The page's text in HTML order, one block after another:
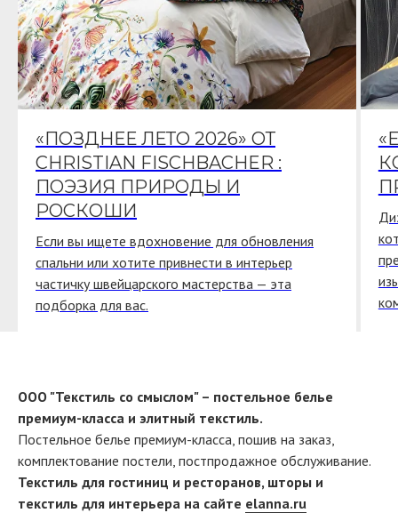
«ПОЗДНЕЕ ЛЕТО 2026» ОТ
CHRISTIAN FISCHBACHER :
ПОЭЗИЯ ПРИРОДЫ И
РОСКОШИ
Если вы ищете вдохновение для обновления
спальни или хотите привнести в интерьер
частичку швейцарского мастерства — эта
подборка для вас.
ООО "Текстиль со смыслом" – постельное белье
премиум-класса и элитный текстиль.
Постельное белье премиум-класса, пошив на заказ,
комплектование постели, постпродажное обслуживание.
Текстиль для гостиниц и ресторанов, шторы и
текстиль для интерьера на сайте elanna.ru